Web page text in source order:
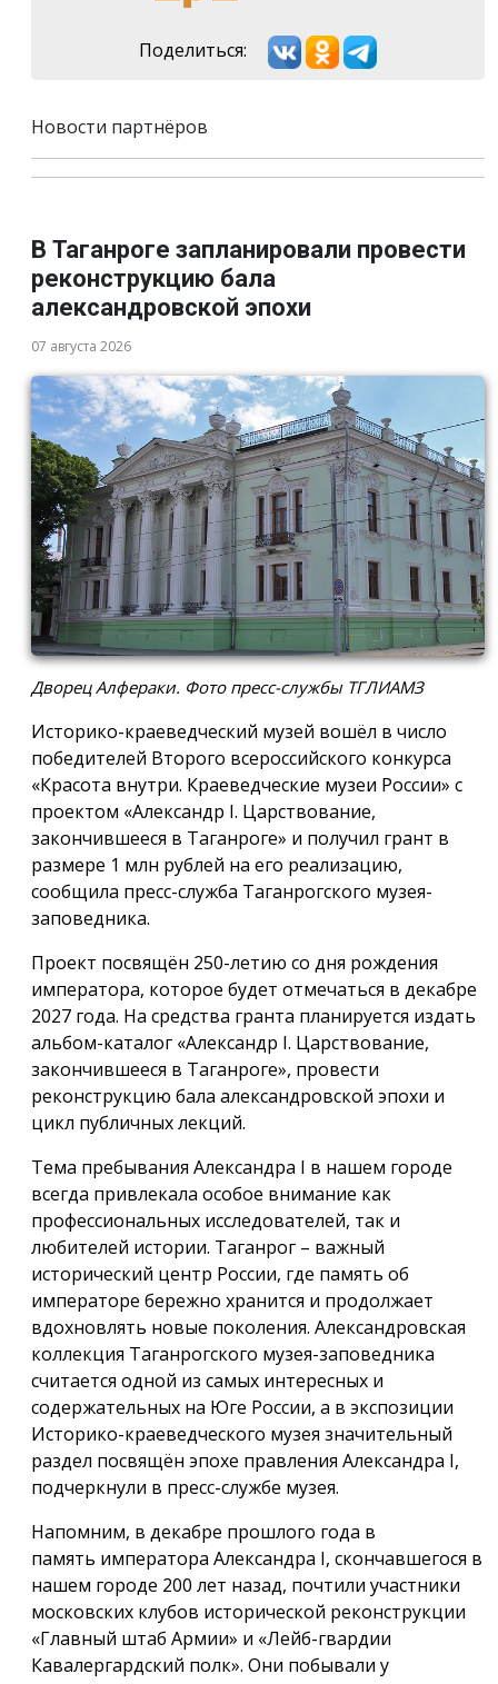
Поделиться:
Новости партнёров
В Таганроге запланировали провести
реконструкцию бала
александровской эпохи
07 августа 2026
Дворец Алфераки. Фото пресс-службы ТГЛИАМЗ
Историко-краеведческий музей вошёл в число
победителей Второго всероссийского конкурса
«Красота внутри. Краеведческие музеи России» с
проектом «Александр I. Царствование,
закончившееся в Таганроге» и получил грант в
размере 1 млн рублей на его реализацию,
сообщила пресс-служба Таганрогского музея-
заповедника.
Проект посвящён 250-летию со дня рождения
императора, которое будет отмечаться в декабре
2027 года. На средства гранта планируется издать
альбом-каталог «Александр I. Царствование,
закончившееся в Таганроге», провести
реконструкцию бала александровской эпохи и
цикл публичных лекций.
Тема пребывания Александра I в нашем городе
всегда привлекала особое внимание как
профессиональных исследователей, так и
любителей истории. Таганрог – важный
исторический центр России, где память об
императоре бережно хранится и продолжает
вдохновлять новые поколения. Александровская
коллекция Таганрогского музея-заповедника
считается одной из самых интересных и
содержательных на Юге России, а в экспозиции
Историко-краеведческого музея значительный
раздел посвящён эпохе правления Александра I,
подчеркнули в пресс-службе музея.
Напомним, в декабре прошлого года в
память императора Александра I, скончавшегося в
нашем городе 200 лет назад, почтили участники
московских клубов исторической реконструкции
«Главный штаб Армии» и «Лейб-гвардии
Кавалергардский полк». Они побывали у